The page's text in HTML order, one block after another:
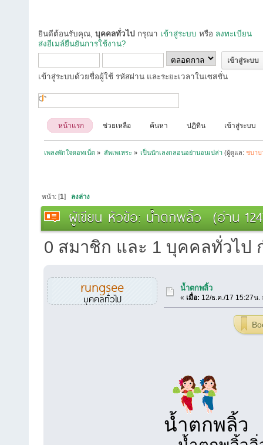
ยินดีต้อนรับคุณ, บุคคลทั่วไป กรุณา เข้าสู่ระบบ หรือ ลงทะเบียน
ส่งอีเมล์ยืนยันการใช้งาน?
เข้าสู่ระบบด้วยชื่อผู้ใช้ รหัสผ่าน และระยะเวลาในเซสชั่น
หน้าแรก ช่วยเหลือ ค้นหา ปฏิทิน เข้าสู่ระบบ
เพลงพักใจดอทเน็ต » สัพเพเหระ » เป็นนักเลงกลอนอย่านอนเปล่า (ผู้ดูแล:ชบาบ
หน้า: [1] ลงล่าง
ผู้เขียน หัวข้อ: น้ำตกพลิ้ว (อ่าน
0 สมาชิก และ 1 บุคคลทั่วไป
rungsee
บุคคลทั่วไป
น้ำตกพลิ้ว
« เมื่อ: 12/ธ.ค./17 15:27น.
น้ำตกพลิ้ว